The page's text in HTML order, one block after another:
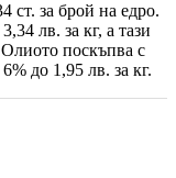
ст. за брой на едро.
лв. за кг, а тази
поскъпва с
до 1,95 лв. за кг.